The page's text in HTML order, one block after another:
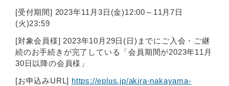
[受付期間] 2023年11月3日(金)12:00～11月7日
(火)23:59
[対象会員様] 2023年10月29日(日)までにご入会・ご継
続のお手続きが完了している「会員期間が2023年11月
30日以降の会員様」
[お申込みURL] https://eplus.jp/akira-nakayama-